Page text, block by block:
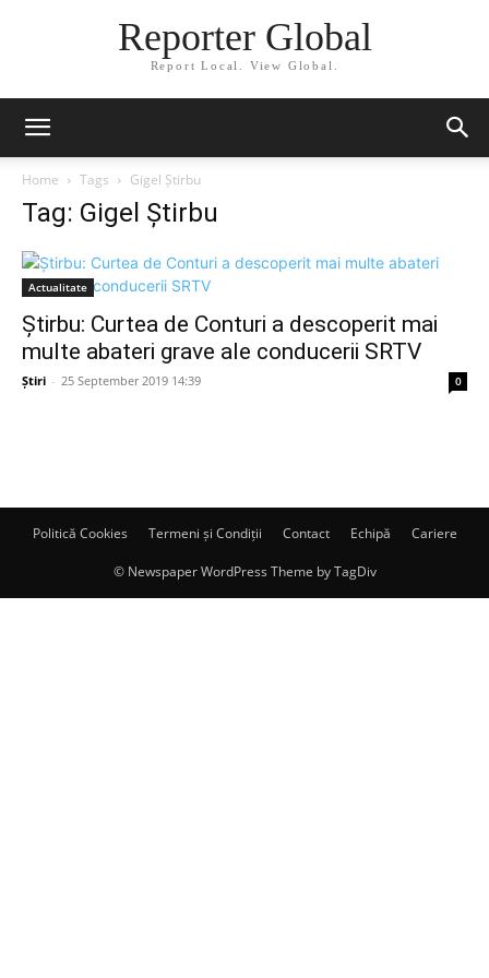
Reporter Global
Report Local. View Global.
Home Tags Gigel Știrbu
Tag: Gigel Știrbu
Actualitate
Știrbu: Curtea de Conturi a descoperit mai
multe abateri grave ale conducerii SRTV
Știri - 25 September 2019 14:39 0
Politică Cookies Termeni și Condiții Contact Echipă Cariere
© Newspaper WordPress Theme by TagDiv